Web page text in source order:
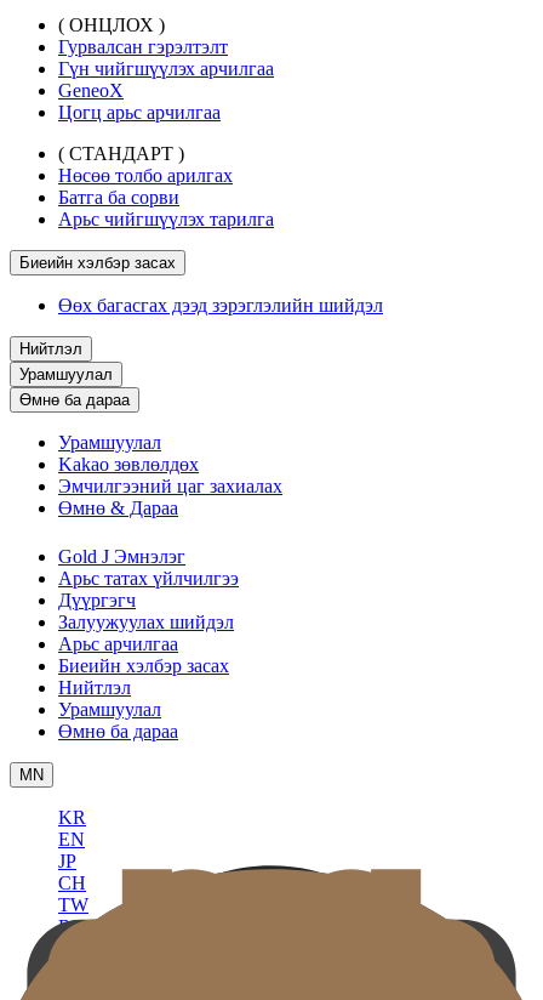
( ОНЦЛОХ )
Гурвалсан гэрэлтэлт
Гүн чийгшүүлэх арчилгаа
GeneoX
Цогц арьс арчилгаа
( СТАНДАРТ )
Нөсөө толбо арилгах
Батга ба сорви
Арьс чийгшүүлэх тарилга
Биеийн хэлбэр засах
Өөх багасгах дээд зэрэглэлийн шийдэл
Нийтлэл
Урамшуулал
Өмнө ба дараа
Урамшуулал
Kakao зөвлөлдөх
Эмчилгээний цаг захиалах
Өмнө & Дараа
Gold J Эмнэлэг
Арьс татах үйлчилгээ
Дүүргэгч
Залуужуулах шийдэл
Арьс арчилгаа
Биеийн хэлбэр засах
Нийтлэл
Урамшуулал
Өмнө ба дараа
MN
KR
EN
JP
CH
TW
RU